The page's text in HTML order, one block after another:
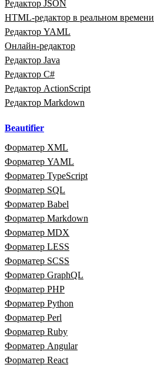
Редактор JSON
HTML‑редактор в реальном времени
Редактор YAML
Онлайн‑редактор
Редактор Java
Редактор C#
Редактор ActionScript
Редактор Markdown
Beautifier
Форматер XML
Форматер YAML
Форматер TypeScript
Форматер SQL
Форматер Babel
Форматер Markdown
Форматер MDX
Форматер LESS
Форматер SCSS
Форматер GraphQL
Форматер PHP
Форматер Python
Форматер Perl
Форматер Ruby
Форматер Angular
Форматер React